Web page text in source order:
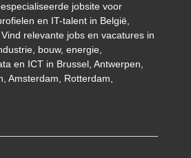
jobsite voor
en IT-talent in België,
relevante jobs en vacatures in
bouw, energie,
en ICT in Brussel, Antwerpen,
Amsterdam, Rotterdam,